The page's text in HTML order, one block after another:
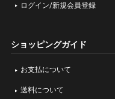
ログイン/新規会員登録
ショッピングガイド
お支払について
送料について